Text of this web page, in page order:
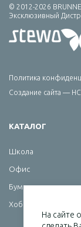
© 2012-2026
Эксклюзивный
Политика
Создание сайта —
КАТАЛОГ
Школа
Офис
Бумажная
Хобби
На сайте